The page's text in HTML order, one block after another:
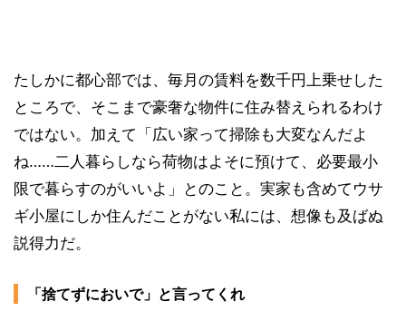
たしかに都心部では、毎月の賃料を数千円上乗せした
ところで、そこまで豪奢な物件に住み替えられるわけ
ではない。加えて「広い家って掃除も大変なんだよ
ね……二人暮らしなら荷物はよそに預けて、必要最小
限で暮らすのがいいよ」とのこと。実家も含めてウサ
ギ小屋にしか住んだことがない私には、想像も及ばぬ
説得力だ。
「捨てずにおいで」と言ってくれ